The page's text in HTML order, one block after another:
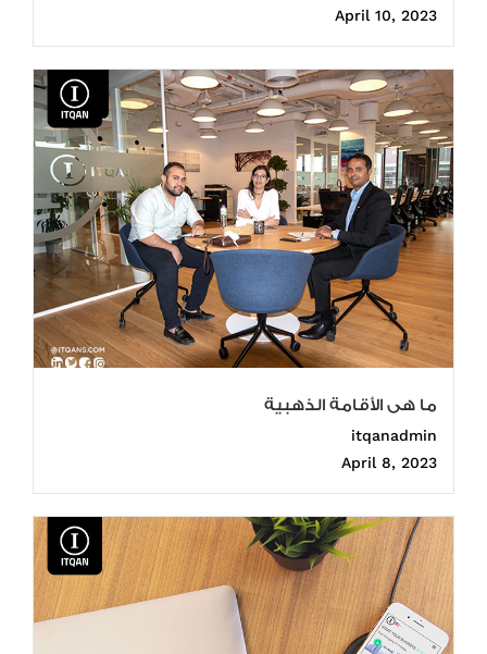
April 10, 2023
ما هى الأقامة الذهبية
itqanadmin
April 8, 2023